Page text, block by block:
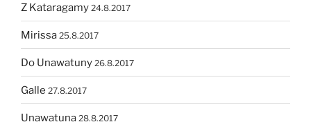
Z Kataragamy 24.8.2017
Mirissa 25.8.2017
Do Unawatuny 26.8.2017
Galle 27.8.2017
Unawatuna 28.8.2017